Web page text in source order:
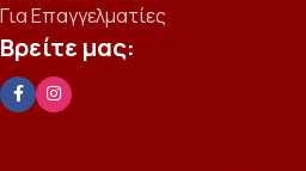
Για Επαγγελματίες
Βρείτε μας: